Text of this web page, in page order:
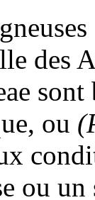
des
ou
ou